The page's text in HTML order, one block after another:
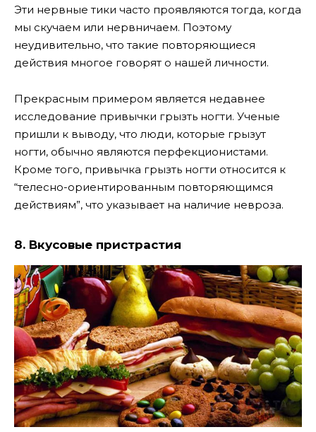
Эти нервные тики часто проявляются тогда, когда
мы скучаем или нервничаем. Поэтому
неудивительно, что такие повторяющиеся
действия многое говорят о нашей личности.
Прекрасным примером является недавнее
исследование привычки грызть ногти. Ученые
пришли к выводу, что люди, которые грызут
ногти, обычно являются перфекционистами.
Кроме того, привычка грызть ногти относится к
“телесно-ориентированным повторяющимся
действиям”, что указывает на наличие невроза.
8. Вкусовые пристрастия